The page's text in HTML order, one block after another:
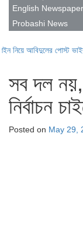
English
Probashi News
পোস্ট ভাইরাল| পুশ-
সব দল
নির্বাচন
Posted on May 29,